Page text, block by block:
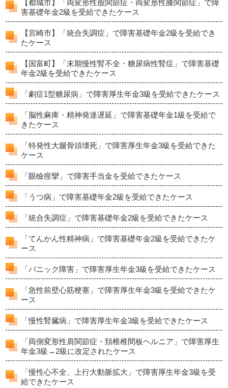
【都城市】「両変形性股関節症・両変形性膝関節症」で障
害基礎年金2級を受給できたケース
【宮崎市】「統合失調症」で障害基礎年金2級を受給でき
たケース
【国富町】「末期慢性腎不全・糖尿病性腎症」で障害基礎
年金2級を受給できたケース
「劇症1型糖尿病」で障害厚生年金3級を受給できたケース
「脳性麻痺・精神発達遅延」で障害基礎年金1級を受給で
きたケース
「特発性大腿骨頭壊死」で障害厚生年金3級を受給できた
ケース
「眼瞼痙攣」で障害手当金を受給できたケース
「うつ病」で障害基礎年金2級を受給できたケース
「統合失調症」で障害基礎年金2級を受給できたケース
「てんかん性精神病」で障害基礎年金2級を受給できたケ
ース
「パニック障害」で障害厚生年金3級を受給できたケース
「急性前壁心筋梗塞」で障害厚生年金3級を受給できたケ
ース
「慢性腎臓病」で障害厚生年金3級を受給できたケース
「両側変形性肩関節症・頚椎椎間板ヘルニア」で障害厚生
年金3級→2級に改定されたケース
「慢性心不全、上行大動脈拡大」で障害厚生年金3級を受
給できたケース